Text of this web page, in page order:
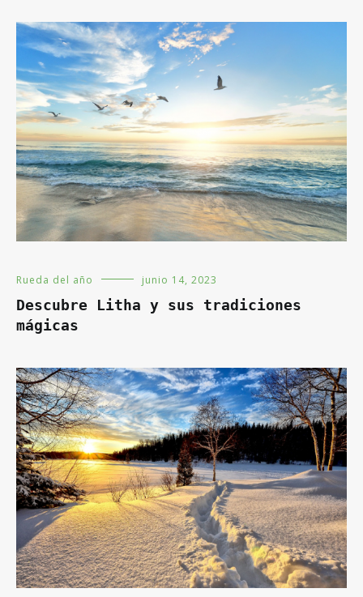
Rueda del año junio 14, 2023
Descubre Litha y sus tradiciones
mágicas